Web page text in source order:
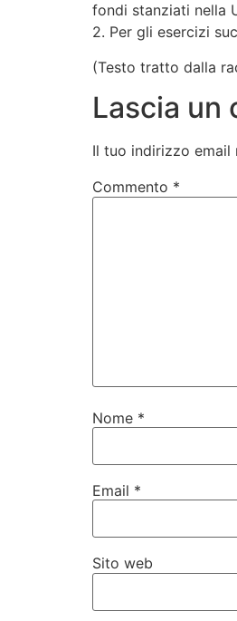
fondi stanziati nella
2. Per gli esercizi
(Testo tratto dalla
Lascia un
Il tuo indirizzo email
Commento *
Nome *
Email *
Sito web